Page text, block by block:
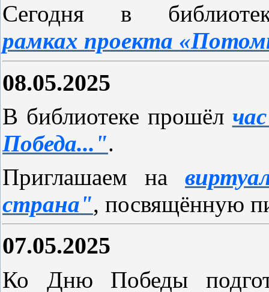
Сегодня в
рамках проекта
08.05.2025
В библиотеке прошёл
Победа...".
Приглашаем на
страна", посвящённую
07.05.2025
Ко Дню Победы